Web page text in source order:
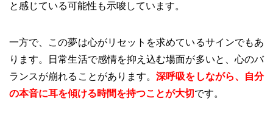
と感じている可能性も示唆しています。
一方で、この夢は心がリセットを求めているサインでもあ
ります。日常生活で感情を抑え込む場面が多いと、心のバ
ランスが崩れることがあります。深呼吸をしながら、自分
の本音に耳を傾ける時間を持つことが大切です。